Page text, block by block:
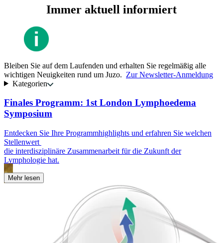
Immer aktuell informiert
Bleiben Sie auf dem Laufenden und erhalten Sie regelmäßig alle
wichtigen Neuigkeiten rund um Juzo. Zur Newsletter-Anmeldung
Kategorien
Finales Programm: 1st London Lymphoedema
Symposium
Entdecken Sie Ihre Programmhighlights und erfahren Sie welchen
Stellenwert
die interdisziplinäre Zusammenarbeit für die Zukunft der
Lymphologie hat.
Mehr lesen